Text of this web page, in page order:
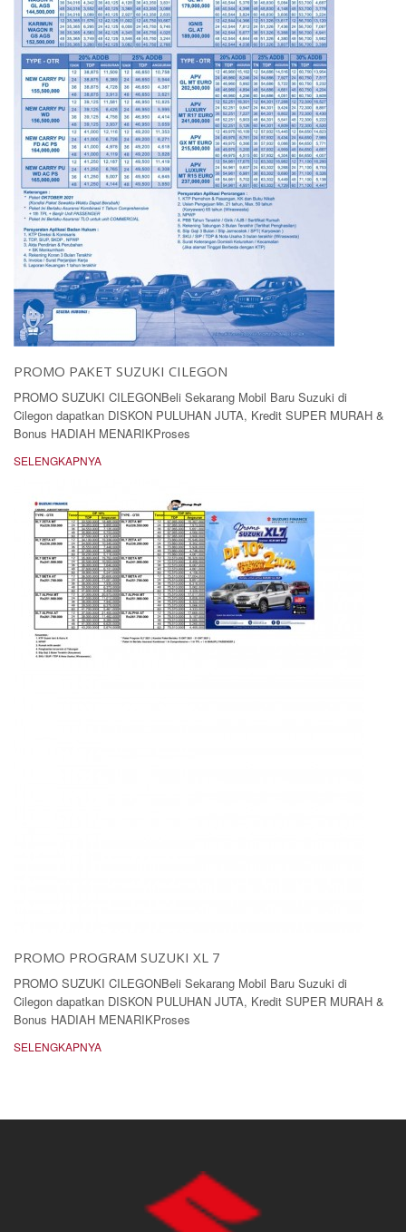
PROMO PAKET SUZUKI CILEGON
PROMO SUZUKI CILEGONBeli Sekarang Mobil Baru Suzuki di
Cilegon dapatkan DISKON PULUHAN JUTA, Kredit SUPER MURAH &
Bonus HADIAH MENARIKProses
SELENGKAPNYA
PROMO PROGRAM SUZUKI XL 7
PROMO SUZUKI CILEGONBeli Sekarang Mobil Baru Suzuki di
Cilegon dapatkan DISKON PULUHAN JUTA, Kredit SUPER MURAH &
Bonus HADIAH MENARIKProses
SELENGKAPNYA